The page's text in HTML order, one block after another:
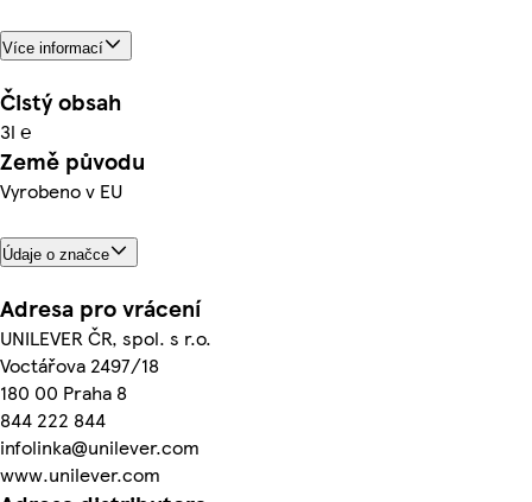
Více informací
Čistý obsah
3l ℮
Země původu
Vyrobeno v EU
Údaje o značce
Adresa pro vrácení
UNILEVER ČR, spol. s r.o.
Voctářova 2497/18
180 00 Praha 8
844 222 844
infolinka@unilever.com
www.unilever.com